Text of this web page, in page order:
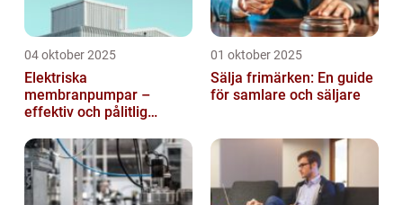
04 oktober 2025
Elektriska
membranpumpar –
effektiv och pålitlig
01 oktober 2025
Sälja frimärken: En guide
för samlare och säljare